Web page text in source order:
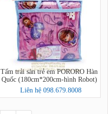
Tấm trải sàn trẻ em PORORO Hàn
Quốc (180cm*200cm-hình Robot)
Liên hệ 098.679.8008